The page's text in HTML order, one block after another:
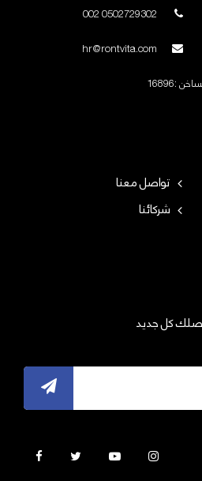
:16896
تواصل معنا
شركائنا
كل جديد